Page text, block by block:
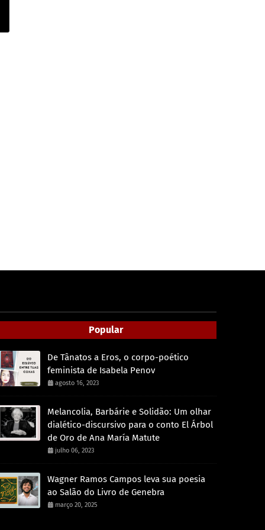
Popular
De Tânatos a Eros, o corpo-poético
feminista de Isabela Penov
agosto 16, 2023
Melancolia, Barbárie e Solidão: Um olhar
dialético-discursivo para o conto El Árbol
de Oro de Ana María Matute
julho 06, 2023
Wagner Ramos Campos leva sua poesia
ao Salão do Livro de Genebra
março 20, 2025